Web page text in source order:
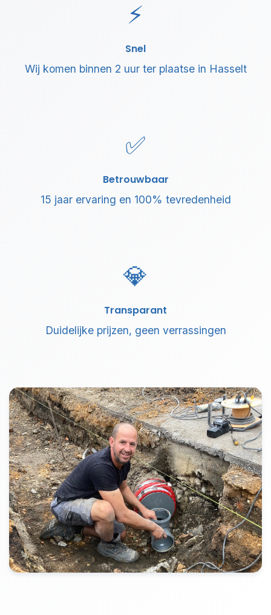
⚡
Snel
Wij komen binnen 2 uur ter plaatse in Hasselt
✅
Betrouwbaar
15 jaar ervaring en 100% tevredenheid
💎
Transparant
Duidelijke prijzen, geen verrassingen